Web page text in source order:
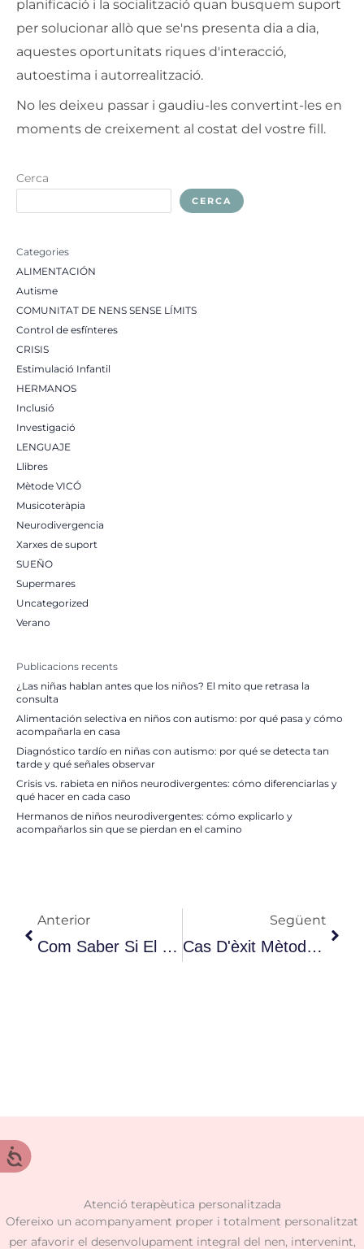
planificació i la socialització quan busquem suport
per solucionar allò que se'ns presenta dia a dia,
aquestes oportunitats riques d'interacció,
autoestima i autorrealització.
No les deixeu passar i gaudiu-les convertint-les en
moments de creixement al costat del vostre fill.
Cerca
CERCA
Categories
ALIMENTACIÓN
Autisme
COMUNITAT DE NENS SENSE LÍMITS
Control de esfínteres
CRISIS
Estimulació Infantil
HERMANOS
Inclusió
Investigació
LENGUAJE
Llibres
Mètode VICÓ
Musicoteràpia
Neurodivergencia
Xarxes de suport
SUEÑO
Supermares
Uncategorized
Verano
Publicacions recents
¿Las niñas hablan antes que los niños? El mito que retrasa la
consulta
Alimentación selectiva en niños con autismo: por qué pasa y cómo
acompañarla en casa
Diagnóstico tardío en niñas con autismo: por qué se detecta tan
tarde y qué señales observar
Crisis vs. rabieta en niños neurodivergentes: cómo diferenciarlas y
qué hacer en cada caso
Hermanos de niños neurodivergentes: cómo explicarlo y
acompañarlos sin que se pierdan en el camino
Anterior
Com Saber Si El Meu Fill Necessita Teràpia De Llenguatge?
Següent
Cas D'èxit Mètode VICON
Atenció terapèutica personalitzada
Ofereixo un acompanyament proper i totalment personalitzat
per afavorir el desenvolupament integral del nen, intervenint,